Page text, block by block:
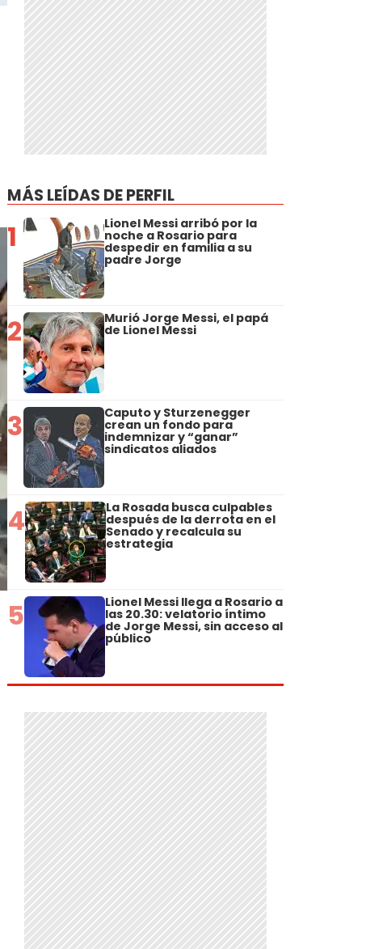
MÁS LEÍDAS DE PERFIL
1 Lionel Messi arribó por la
noche a Rosario para
despedir en familia a su
padre Jorge
2 Murió Jorge Messi, el papá
de Lionel Messi
3 Caputo y Sturzenegger
crean un fondo para
indemnizar y “ganar”
sindicatos aliados
4 La Rosada busca culpables
después de la derrota en el
Senado y recalcula su
estrategia
5 Lionel Messi llega a Rosario a
las 20.30: velatorio íntimo
de Jorge Messi, sin acceso al
público